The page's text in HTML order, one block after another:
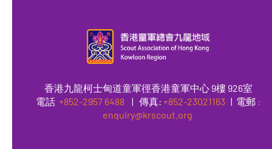
香港九龍柯士甸道童軍徑香港童軍中心 9樓 926室
電話 +852-2957 6488 | 傳真: +852-23021163 | 電郵 :
enquiry@krscout.org